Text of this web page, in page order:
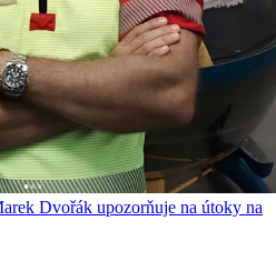
Dvořák upozorňuje na útoky na